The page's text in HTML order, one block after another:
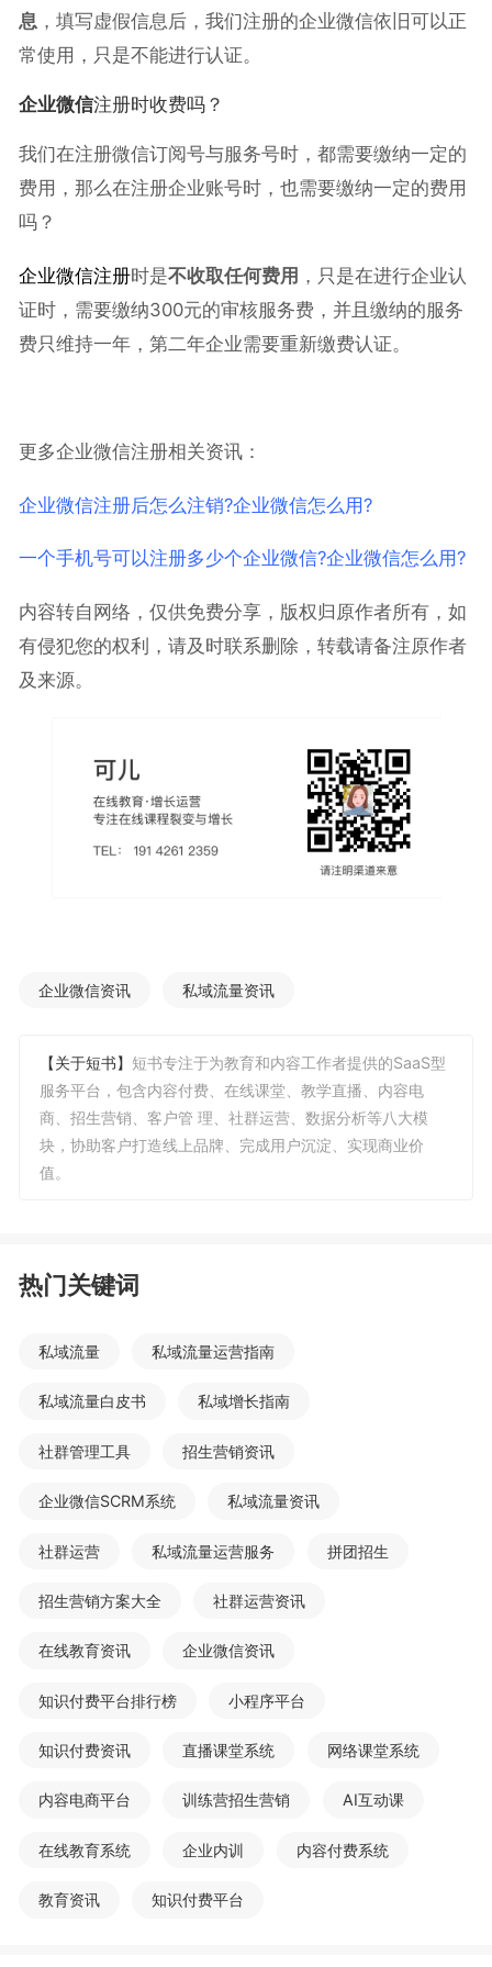
息，填写虚假信息后，我们注册的企业微信依旧可以正
常使用，只是不能进行认证。
企业微信注册时收费吗？
我们在注册微信订阅号与服务号时，都需要缴纳一定的
费用，那么在注册企业账号时，也需要缴纳一定的费用
吗？
企业微信注册时是不收取任何费用 ，只是在进行企业认
证时，需要缴纳300元的审核服务费，并且缴纳的服务
费只维持一年，第二年企业需要重新缴费认证。
更多企业微信注册相关资讯：
企业微信注册后怎么注销?企业微信怎么用?
一个手机号可以注册多少个企业微信?企业微信怎么用?
内容转自网络，仅供免费分享，版权归原作者所有，如
有侵犯您的权利，请及时联系删除，转载请备注原作者
及来源。
企业微信资讯 私域流量资讯
【关于短书】 短书专注于为教育和内容工作者提供的SaaS型
服务平台，包含内容付费、在线课堂、教学直播、内容电
商、招生营销、客户管 理、社群运营、数据分析等八大模
块，协助客户打造线上品牌、完成用户沉淀、实现商业价
值。
热门关键词
私域流量 私域流量运营指南
私域流量白皮书 私域增长指南
社群管理工具 招生营销资讯
企业微信SCRM系统 私域流量资讯
社群运营 私域流量运营服务 拼团招生
招生营销方案大全 社群运营资讯
在线教育资讯 企业微信资讯
知识付费平台排行榜 小程序平台
知识付费资讯 直播课堂系统 网络课堂系统
内容电商平台 训练营招生营销 AI互动课
在线教育系统 企业内训 内容付费系统
教育资讯 知识付费平台